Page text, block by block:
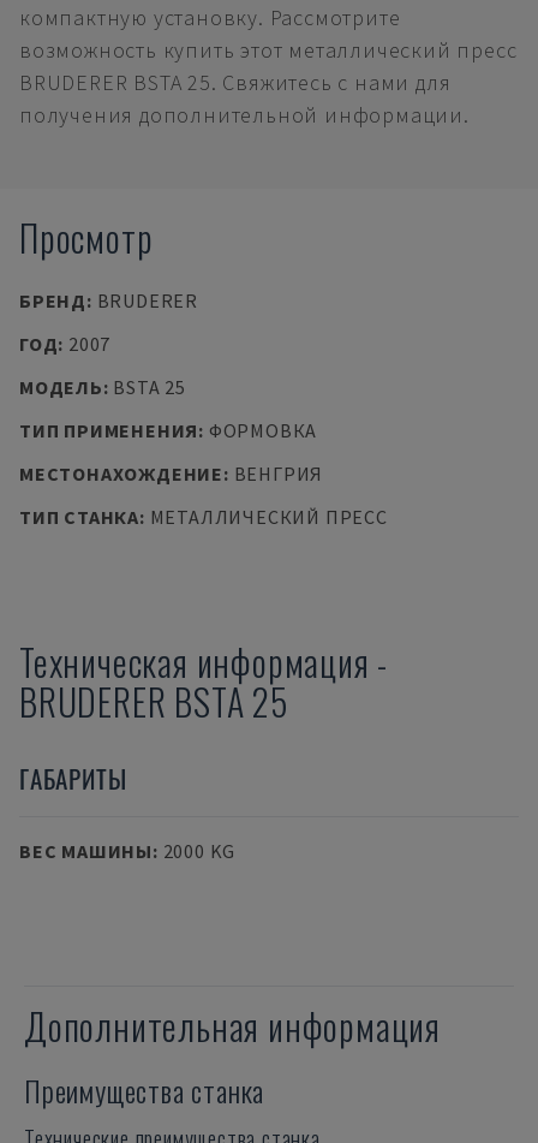
компактную установку. Рассмотрите
возможность купить этот металлический пресс
BRUDERER BSTA 25. Свяжитесь с нами для
получения дополнительной информации.
Просмотр
БРЕНД: BRUDERER
ГОД: 2007
МОДЕЛЬ: BSTA 25
ТИП ПРИМЕНЕНИЯ: ФОРМОВКА
МЕСТОНАХОЖДЕНИЕ: ВЕНГРИЯ
ТИП СТАНКА: МЕТАЛЛИЧЕСКИЙ ПРЕСС
Техническая информация -
BRUDERER BSTA 25
ГАБАРИТЫ
ВЕС МАШИНЫ: 2000 KG
Дополнительная информация
Преимущества станка